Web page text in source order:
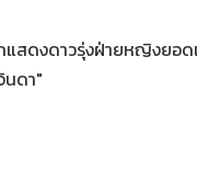
กแสดงดาวรุ่งฝ่ายหญิงยอ
ดา"